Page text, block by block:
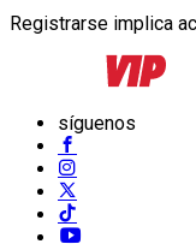
Registrarse implica
síguenos